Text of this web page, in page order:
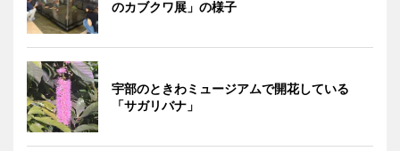
のカブクワ展」の様子
宇部のときわミュージアムで開花している
「サガリバナ」